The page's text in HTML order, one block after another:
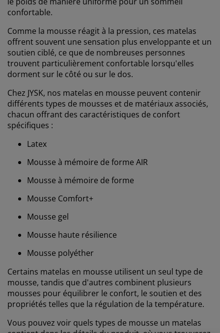
confortable.
Comme la mousse réagit à la pression, ces matelas
offrent souvent une sensation plus enveloppante et un
soutien ciblé, ce que de nombreuses personnes
trouvent particulièrement confortable lorsqu'elles
dorment sur le côté ou sur le dos.
Chez JYSK, nos matelas en mousse peuvent contenir
différents types de mousses et de matériaux associés,
chacun offrant des caractéristiques de confort
spécifiques :
Latex
Mousse à mémoire de forme AIR
Mousse à mémoire de forme
Mousse Comfort+
Mousse gel
Mousse haute résilience
Mousse polyéther
Certains matelas en mousse utilisent un seul type de
mousse, tandis que d'autres combinent plusieurs
mousses pour équilibrer le confort, le soutien et des
propriétés telles que la régulation de la température.
Vous pouvez voir quels types de mousse un matelas